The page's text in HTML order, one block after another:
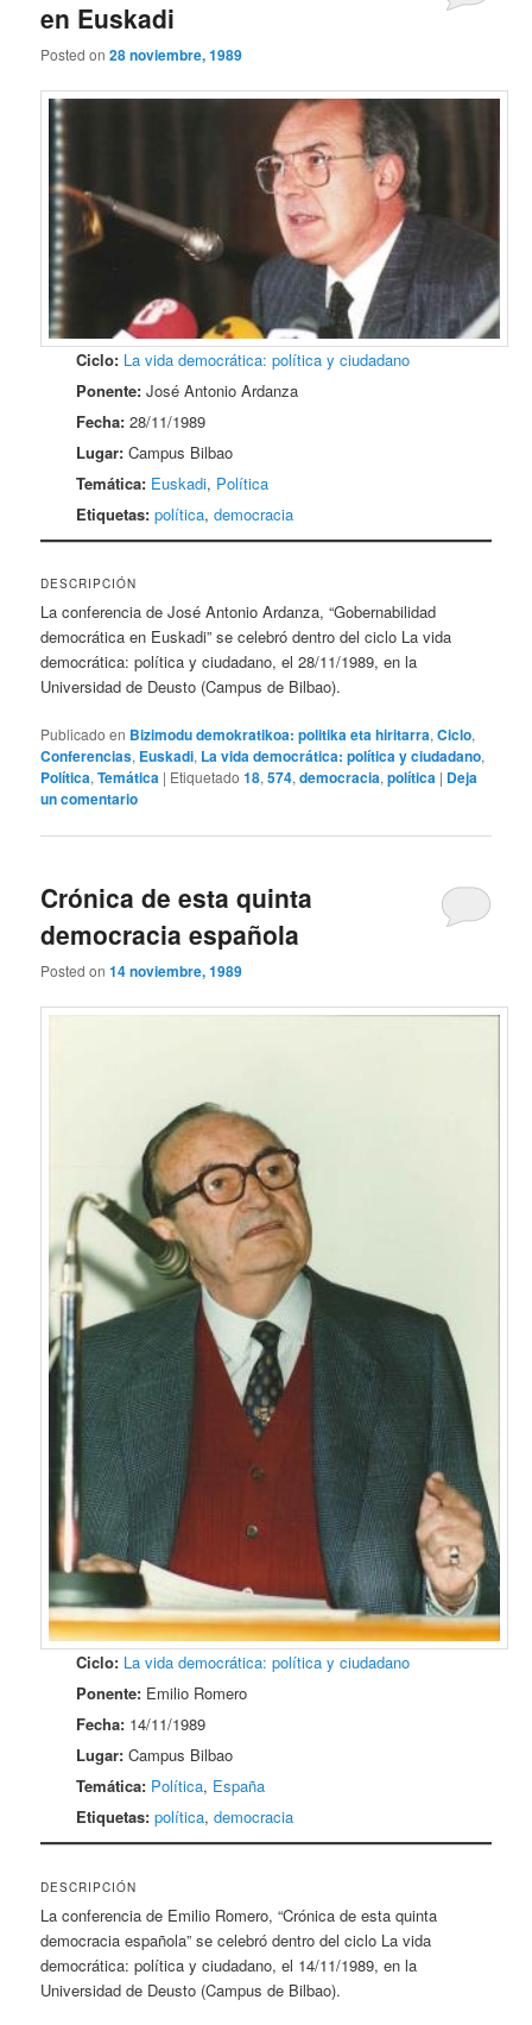
en Euskadi
Posted on28 noviembre, 1989
Ciclo: La vida democrática: política y ciudadano
Ponente: José Antonio Ardanza
Fecha: 28/11/1989
Lugar: Campus Bilbao
Temática: Euskadi, Política
Etiquetas: política,democracia
DESCRIPCIÓN
La conferencia de José Antonio Ardanza, “Gobernabilidad
democrática en Euskadi” se celebró dentro del ciclo La vida
democrática: política y ciudadano, el 28/11/1989, en la
Universidad de Deusto (Campus de Bilbao).
Publicado en Bizimodu demokratikoa: politika eta hiritarra,Ciclo,
Conferencias, Euskadi, La vida democrática: política y ciudadano,
Política,Temática | Etiquetado 18,574,democracia,política | Deja
un comentario
Crónica de esta quinta
democracia española
Posted on14 noviembre, 1989
Ciclo: La vida democrática: política y ciudadano
Ponente: Emilio Romero
Fecha: 14/11/1989
Lugar: Campus Bilbao
Temática: Política, España
Etiquetas: política,democracia
DESCRIPCIÓN
La conferencia de Emilio Romero, “Crónica de esta quinta
democracia española” se celebró dentro del ciclo La vida
democrática: política y ciudadano, el 14/11/1989, en la
Universidad de Deusto (Campus de Bilbao).